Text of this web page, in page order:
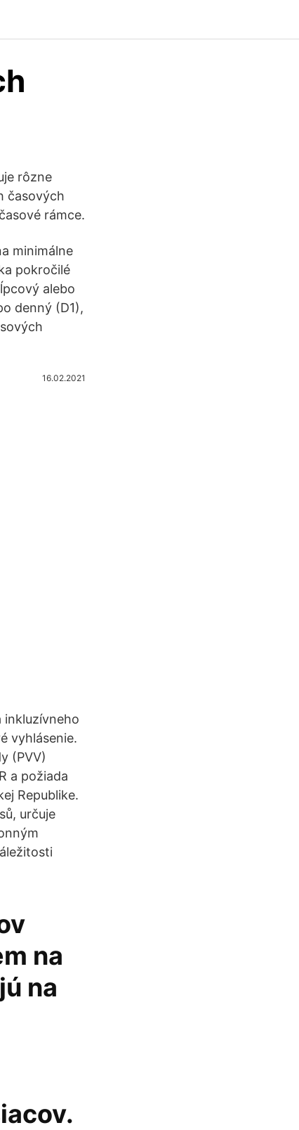
rôzne
časových
rámce.
minimálne
pokročilé
alebo
denný (D1),
16.02.2021
inkluzívneho
vyhlásenie.
(PVV)
a požiada
Republike.
určuje
na
na